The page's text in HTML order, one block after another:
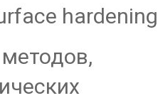
hardening